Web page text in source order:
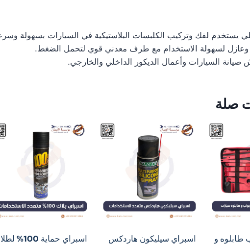
لفك وتركيب الكلبسات البلاستيكية في السيارات بسهولة وسرعة.
لسهولة الاستخدام مع طرف معدني قوي لتحمل الضغط.
السيارات وأعمال الديكور الداخلي والخارجي.
صلة
و
اسبراي سيليكون هاردكس
اسبراي حماية 100% لطلاء